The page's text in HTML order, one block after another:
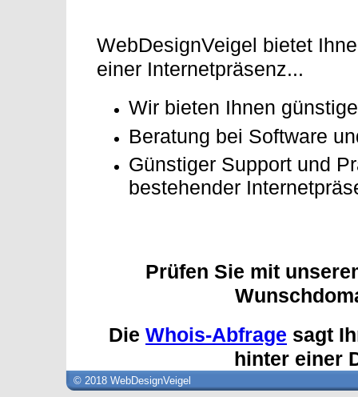
WebDesignVeigel bietet
einer Internetpräsenz...
Wir bieten Ihnen
Beratung bei Software
Günstiger Support und
bestehender
Prüfen Sie mit
Die Whois-Abfrage sagt
hinter einer
© 2018 WebDesignVeigel